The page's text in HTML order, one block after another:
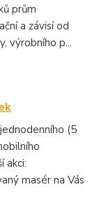
prům
a závisí od
výrobního p...
(5
akci:
masér na Vás